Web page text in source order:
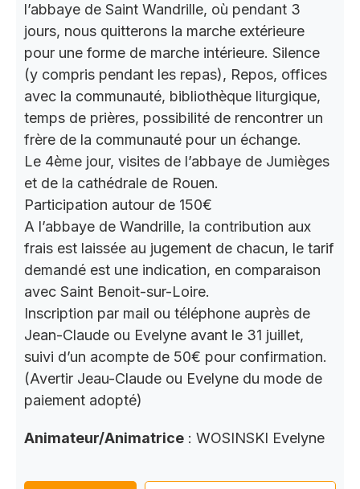
l’abbaye de Saint Wandrille, où pendant 3
jours, nous quitterons la marche extérieure
pour une forme de marche intérieure. Silence
(y compris pendant les repas), Repos, offices
avec la communauté, bibliothèque liturgique,
temps de prières, possibilité de rencontrer un
frère de la communauté pour un échange.
Le 4ème jour, visites de l’abbaye de Jumièges
et de la cathédrale de Rouen.
Participation autour de 150€
A l’abbaye de Wandrille, la contribution aux
frais est laissée au jugement de chacun, le tarif
demandé est une indication, en comparaison
avec Saint Benoit-sur-Loire.
Inscription par mail ou téléphone auprès de
Jean-Claude ou Evelyne avant le 31 juillet,
suivi d’un acompte de 50€ pour confirmation.
(Avertir Jeau-Claude ou Evelyne du mode de
paiement adopté)
Animateur/Animatrice : WOSINSKI Evelyne